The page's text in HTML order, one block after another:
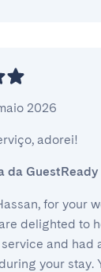
2026
adorei!
da GuestReady
for your
delighted to
and had
your stay.